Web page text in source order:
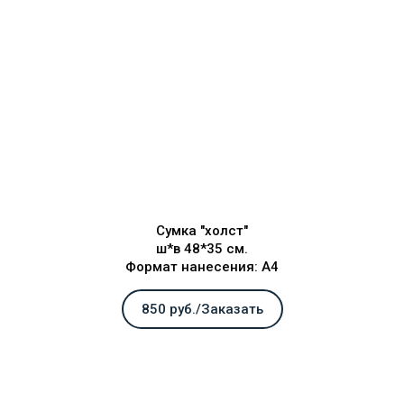
Сумка "холст"
ш*в 48*35 см.
Формат нанесения: А4
850 руб./Заказать